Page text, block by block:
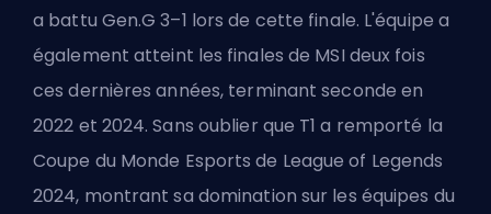
a battu Gen.G 3–1 lors de cette finale. L'équipe a
également atteint les finales de MSI deux fois
ces dernières années, terminant seconde en
2022 et 2024. Sans oublier que T1 a remporté la
Coupe du Monde Esports de League of Legends
2024, montrant sa domination sur les équipes du